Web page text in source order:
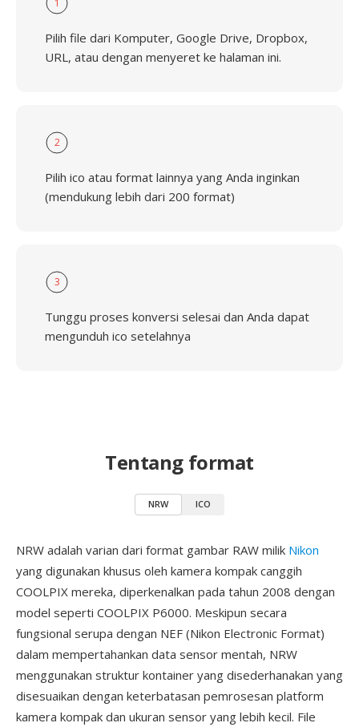
1
Pilih file dari Komputer, Google Drive, Dropbox,
URL, atau dengan menyeret ke halaman ini.
2
Pilih ico atau format lainnya yang Anda inginkan
(mendukung lebih dari 200 format)
3
Tunggu proses konversi selesai dan Anda dapat
mengunduh ico setelahnya
Tentang format
NRW ICO
NRW adalah varian dari format gambar RAW milik Nikon
yang digunakan khusus oleh kamera kompak canggih
COOLPIX mereka, diperkenalkan pada tahun 2008 dengan
model seperti COOLPIX P6000. Meskipun secara
fungsional serupa dengan NEF (Nikon Electronic Format)
dalam mempertahankan data sensor mentah, NRW
menggunakan struktur kontainer yang disederhanakan yang
disesuaikan dengan keterbatasan pemrosesan platform
kamera kompak dan ukuran sensor yang lebih kecil. File